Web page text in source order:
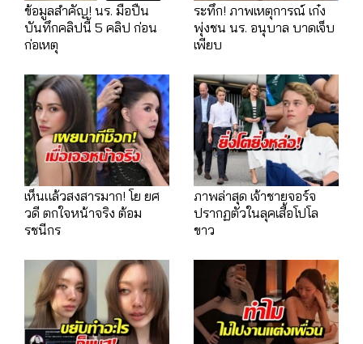
ข้อมูลสำคัญ! นร. มือปืน
บันทึกคลิปนี้ 5 คลิป ก่อน
ก่อเหตุ
ระทึก! ภาพเหตุการณ์ เก๋ง
พุ่งชน นร. อนุบาล บาดเจ็บ
เพียบ
เห็นแล้วสงสารมาก! โย ยศ
วดี ตกใจหน้าจริง ต้อม
รชนีกร
ภาพล่าสุด เจ้าชายจอร์จ
ปรากฏตัวในลุคเสื้อโปโล
ขาว